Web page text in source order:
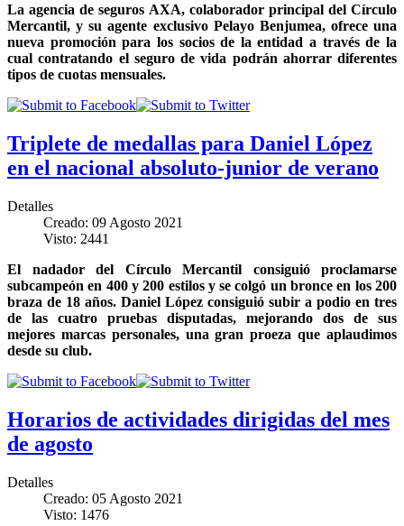
La agencia de seguros AXA, colaborador principal del Círculo
Mercantil, y su agente exclusivo Pelayo Benjumea, ofrece una
nueva promoción para los socios de la entidad a través de la
cual contratando el seguro de vida podrán ahorrar diferentes
tipos de cuotas mensuales.
Triplete de medallas para Daniel López
en el nacional absoluto-junior de verano
Detalles
Creado: 09 Agosto 2021
Visto: 2441
El nadador del Círculo Mercantil consiguió proclamarse
subcampeón en 400 y 200 estilos y se colgó un bronce en los 200
braza de 18 años. Daniel López consiguió subir a podio en tres
de las cuatro pruebas disputadas, mejorando dos de sus
mejores marcas personales, una gran proeza que aplaudimos
desde su club.
Horarios de actividades dirigidas del mes
de agosto
Detalles
Creado: 05 Agosto 2021
Visto: 1476